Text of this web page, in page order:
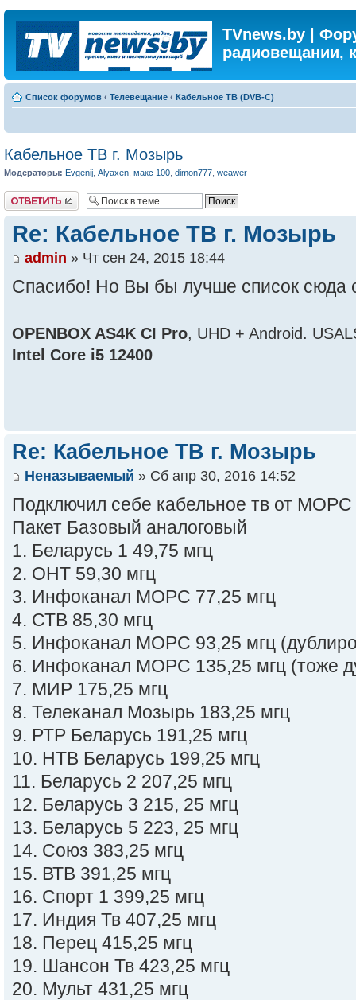
TVnews.by |
радиовещании,
Список форумов ‹ Телевещание ‹ Кабельное ТВ (DVB-C)
Кабельное ТВ г. Мозырь
Модераторы: Evgenij Alyaxen макс 100 dimon777 weawer
Ответить
Re: Кабельное ТВ г. Мозырь
admin » Чт сен 24, 2015 18:44
Спасибо! Но Вы бы лучше список сюда
OPENBOX AS4K CI Pro, UHD + Android.
Intel Core i5 12400
Re: Кабельное ТВ г. Мозырь
Неназываемый » Сб апр 30, 2016 14:52
Подключил себе кабельное тв от МОРС
Пакет Базовый аналоговый
1. Беларусь 1 49,75 мгц
2. ОНТ 59,30 мгц
3. Инфоканал МОРС 77,25 мгц
4. СТВ 85,30 мгц
5. Инфоканал МОРС 93,25 мгц
6. Инфоканал МОРС 135,25 мгц (тоже
7. МИР 175,25 мгц
8. Телеканал Мозырь 183,25 мгц
9. РТР Беларусь 191,25 мгц
10. НТВ Беларусь 199,25 мгц
11. Беларусь 2 207,25 мгц
12. Беларусь 3 215, 25 мгц
13. Беларусь 5 223, 25 мгц
14. Союз 383,25 мгц
15. ВТВ 391,25 мгц
16. Спорт 1 399,25 мгц
17. Индия Тв 407,25 мгц
18. Перец 415,25 мгц
19. Шансон Тв 423,25 мгц
20. Мульт 431,25 мгц